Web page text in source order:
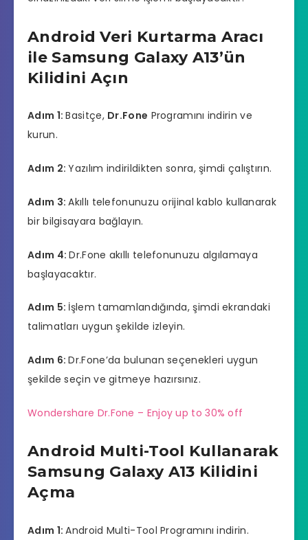
Android Veri Kurtarma Aracı
ile Samsung Galaxy A13’ün
Kilidini Açın
Adım 1:Basitçe, Dr.Fone Programını indirin ve
kurun.
Adım 2:Yazılım indirildikten sonra, şimdi çalıştırın.
Adım 3:Akıllı telefonunuzu orijinal kablo kullanarak
bir bilgisayara bağlayın.
Adım 4:Dr.Fone akıllı telefonunuzu algılamaya
başlayacaktır.
Adım 5: İşlem tamamlandığında, şimdi ekrandaki
talimatları uygun şekilde izleyin.
Adım 6:Dr.Fone’da bulunan seçenekleri uygun
şekilde seçin ve gitmeye hazırsınız.
Wondershare Dr.Fone – Enjoy up to 30% off
Android Multi-Tool Kullanarak
Samsung Galaxy A13 Kilidini
Açma
Adım 1:Android Multi-Tool Programını indirin.